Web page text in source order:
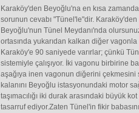
Karaköy'den Beyoğlu'na en kısa
sorunun cevabı "Tünel'le"dir.
Beyoğlu'nun Tünel Meydanı'nda
ortasında yukarıdan kalkan diğer
Karaköy'e 90 saniyede varırlar; çünkü
sistemiyle çalışıyor. İki vagonu birbirine
aşağıya inen vagonun diğerini çekmesini
kalanını Beyoğlu istasyonundaki motor
taşımacılığı iki durak arasındaki büyük
tasarruf ediyor.Zaten Tünel'in fikir